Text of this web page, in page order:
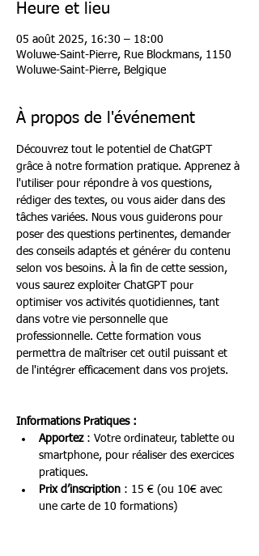
Heure et lieu
05 août 2025, 16:30 – 18:00
Woluwe-Saint-Pierre, Rue Blockmans, 1150
Woluwe-Saint-Pierre, Belgique
À propos de l'événement
Découvrez tout le potentiel de ChatGPT
grâce à notre formation pratique. Apprenez à
l'utiliser pour répondre à vos questions,
rédiger des textes, ou vous aider dans des
tâches variées. Nous vous guiderons pour
poser des questions pertinentes, demander
des conseils adaptés et générer du contenu
selon vos besoins. À la fin de cette session,
vous saurez exploiter ChatGPT pour
optimiser vos activités quotidiennes, tant
dans votre vie personnelle que
professionnelle. Cette formation vous
permettra de maîtriser cet outil puissant et
de l'intégrer efficacement dans vos projets.
Informations Pratiques :
Apportez : Votre ordinateur, tablette ou
smartphone, pour réaliser des exercices
pratiques.
Prix d’inscription : 15 € (ou 10€ avec
une carte de 10 formations)